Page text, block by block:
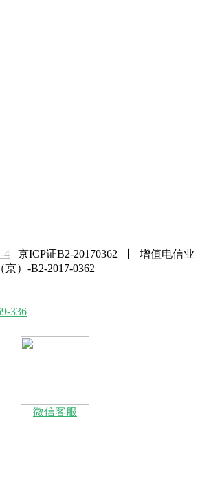
4 京ICP证B2-20170362 丨 增值电信业
）-B2-2017-0362
336
微信客服